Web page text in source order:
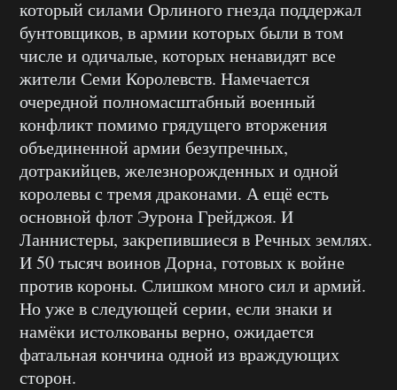
который силами Орлиного гнезда поддержал
бунтовщиков, в армии которых были в том
числе и одичалые, которых ненавидят все
жители Семи Королевств. Намечается
очередной полномасштабный военный
конфликт помимо грядущего вторжения
объединенной армии безупречных,
дотракийцев, железнорожденных и одной
королевы с тремя драконами. А ещё есть
основной флот Эурона Грейджоя. И
Ланнистеры, закрепившиеся в Речных землях.
И 50 тысяч воинов Дорна, готовых к войне
против короны. Слишком много сил и армий.
Но уже в следующей серии, если знаки и
намёки истолкованы верно, ожидается
фатальная кончина одной из враждующих
сторон.